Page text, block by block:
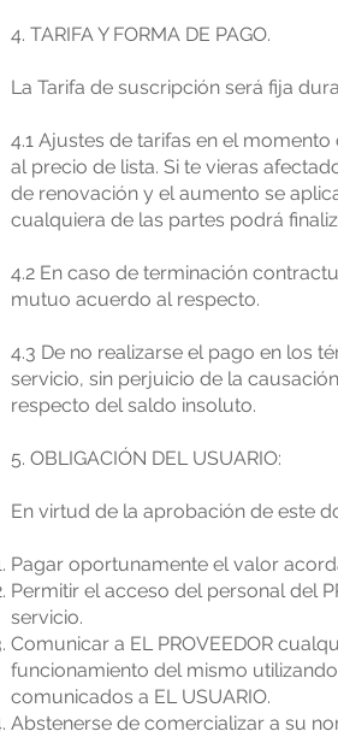
4. TARIFA Y FORMA DE PAGO.
La Tarifa de suscripción será fija
4.1 Ajustes de tarifas en el
al precio de lista. Si te vieras
de renovación y el aumento se
cualquiera de las partes podrá
4.2 En caso de terminación
mutuo acuerdo al respecto.
4.3 De no realizarse el pago en los
servicio, sin perjuicio de la
respecto del saldo insoluto.
5. OBLIGACIÓN DEL USUARIO:
En virtud de la aprobación de este
Pagar oportunamente el valor
Permitir el acceso del personal del
servicio.
Comunicar a EL PROVEEDOR
funcionamiento del mismo
comunicados a EL USUARIO.
Abstenerse de comercializar a su